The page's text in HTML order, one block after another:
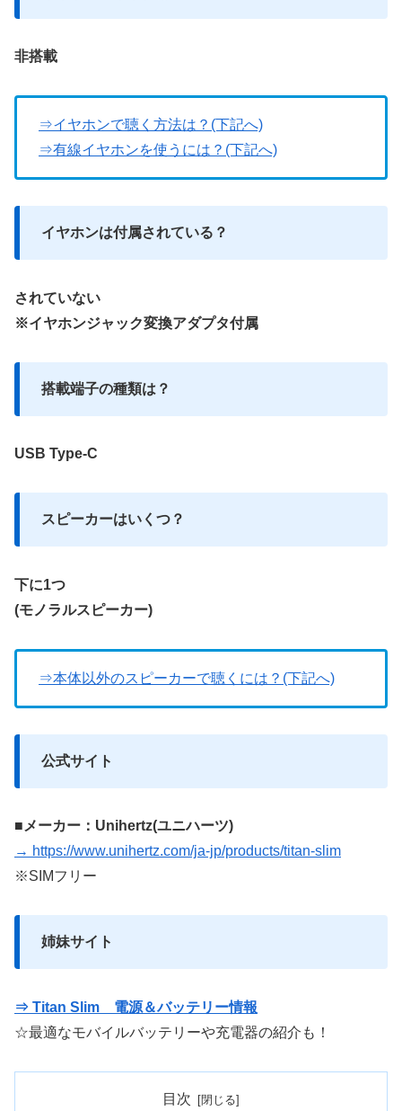
非搭載
⇒イヤホンで聴く方法は？(下記へ)
⇒有線イヤホンを使うには？(下記へ)
イヤホンは付属されている？
されていない
※イヤホンジャック変換アダプタ付属
搭載端子の種類は？
USB Type-C
スピーカーはいくつ？
下に1つ
(モノラルスピーカー)
⇒本体以外のスピーカーで聴くには？(下記へ)
公式サイト
■メーカー：Unihertz(ユニハーツ)
→ https://www.unihertz.com/ja-jp/products/titan-slim
※SIMフリー
姉妹サイト
⇒ Titan Slim 電源＆バッテリー情報
☆最適なモバイルバッテリーや充電器の紹介も！
目次